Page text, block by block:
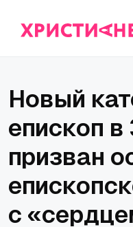
Новый
епископ
призван
с